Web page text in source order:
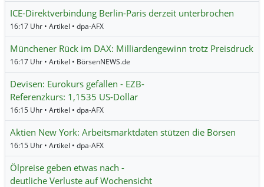
ICE-Direktverbindung Berlin-Paris derzeit unterbrochen
16:17 Uhr • Artikel • dpa-AFX
Münchener Rück im DAX: Milliardengewinn trotz Preisdruck
16:17 Uhr • Artikel • BörsenNEWS.de
Devisen: Eurokurs gefallen - EZB-
Referenzkurs: 1,1535 US-Dollar
16:15 Uhr • Artikel • dpa-AFX
Aktien New York: Arbeitsmarktdaten stützen die Börsen
16:15 Uhr • Artikel • dpa-AFX
Ölpreise geben etwas nach -
deutliche Verluste auf Wochensicht